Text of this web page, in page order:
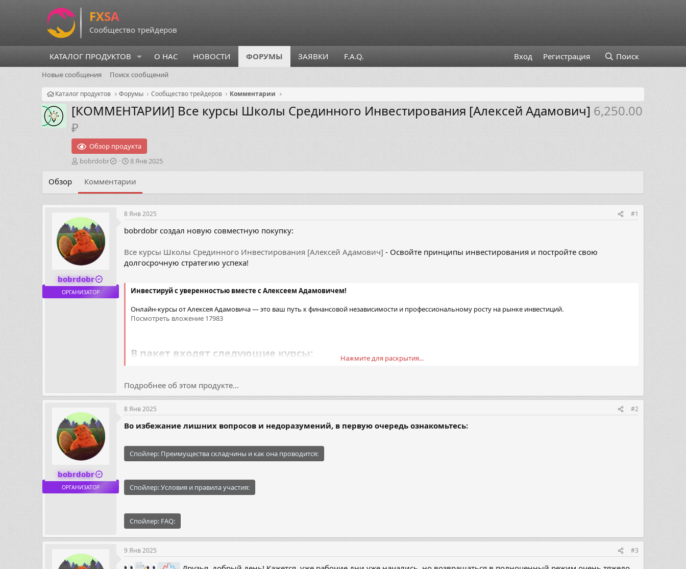
КАТАЛОГ ПРОДУКТОВ О НАС НОВОСТИ ФОРУМЫ ЗАЯВКИ F.A.Q. Вход Регистрация Поиск
Новые сообщения Поиск сообщений
Каталог продуктов Форумы Сообщество трейдеров Комментарии
[КОММЕНТАРИИ] Все курсы Школы Срединного Инвестирования [Алексей Адамович] 6,250.00
₽
Обзор продукта
А
т
е
м
ы
bobrdobr
Д
т
а
ч
л
8 Янв 2025
Обзор Комментарии
bobrdobr
ОРГАНИЗАТОР
8 Янв 2025 #1
bobrdobr создал новую совместную покупку:
Все курсы Школы Срединного Инвестирования [Алексей Адамович] - Освойте принципы инвестирования и постройте свою
долгосрочную стратегию успеха!
Инвестируй с уверенностью вместе с Алексеем Адамовичем!
Онлайн-курсы от Алексея Адамовича — это ваш путь к финансовой независимости и профессиональному росту на рынке инвестиций.
Посмотреть вложение 17983
В пакет входят следующие курсы:​
Как создать свою стратегию торговли на бирже
Облигации...
Нажмите для раскрытия...
Подробнее об этом продукте...
bobrdobr
ОРГАНИЗАТОР
8 Янв 2025 #2
Во избежание лишних вопросов и недоразумений, в первую очередь ознакомьтесь:
Спойлер: Преимущества складчины и как она проводится:
Спойлер:Условия и правила участия:
Спойлер: FAQ:
9 Янв 2025 #3